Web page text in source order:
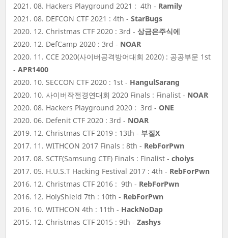
2021. 08. Hackers Playground 2021 : 4th - Ramily
2021. 08. DEFCON CTF 2021 : 4th - StarBugs
2020. 12. Christmas CTF 2020 : 3rd - 상금은주식에
2020. 12. DefCamp 2020 : 3rd - NOAR
2020. 11. CCE 2020(사이버공격방어대회 2020) : 공공부문 1st
- APR1400
2020. 10. SECCON CTF 2020 : 1st - HangulSarang
2020. 10. 사이버작전경연대회 2020 Finals : Finalist - NOAR
2020. 08. Hackers Playground 2020 : 3rd - ONE
2020. 06. Defenit CTF 2020 : 3rd - NOAR
2019. 12. Christmas CTF 2019 : 13th - 부질X
2017. 11. WITHCON 2017 Finals : 8th - RebForPwn
2017. 08. SCTF(Samsung CTF) Finals : Finalist - choiys
2017. 05. H.U.S.T Hacking Festival 2017 : 4th - RebForPwn
2016. 12. Christmas CTF 2016 : 9th - RebForPwn
2016. 12. HolyShield 7th : 10th - RebForPwn
2016. 10. WITHCON 4th : 11th - HackNoDap
2015. 12. Christmas CTF 2015 : 9th - Zashys